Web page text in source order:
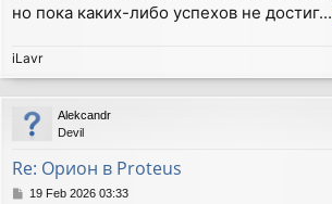
но пока каких-либо успехов не достиг...
iLavr
Alekcandr
Devil
Re: Орион в Proteus
P19 Feb 2026 03:33